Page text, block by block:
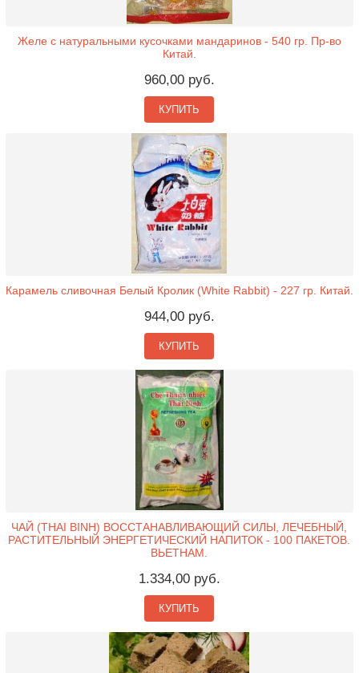
Желе с натуральными кусочками мандаринов - 540 гр. Пр-во
Китай.
960,00 руб.
КУПИТЬ
Карамель сливочная Белый Кролик (White Rabbit) - 227 гр. Китай.
944,00 руб.
КУПИТЬ
ЧАЙ (THAI BINH) ВОССТАНАВЛИВАЮЩИЙ СИЛЫ, ЛЕЧЕБНЫЙ,
РАСТИТЕЛЬНЫЙ ЭНЕРГЕТИЧЕСКИЙ НАПИТОК - 100 ПАКЕТОВ.
ВЬЕТНАМ.
1.334,00 руб.
КУПИТЬ